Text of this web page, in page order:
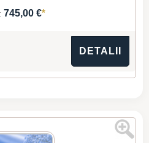
745,00 €*
DETALII